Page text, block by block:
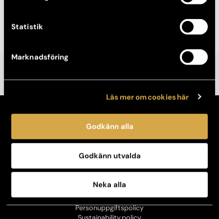
Statistik
Marknadsföring
Läs mer om cookies här
Godkänn alla
Godkänn utvalda
Neka alla
KONTAKT
Kontakta din klinik
Avboka tid
Broschyrer
OM OSS
Jobba hos oss
Kontaktpersoner för press
Personuppgiftspolicy